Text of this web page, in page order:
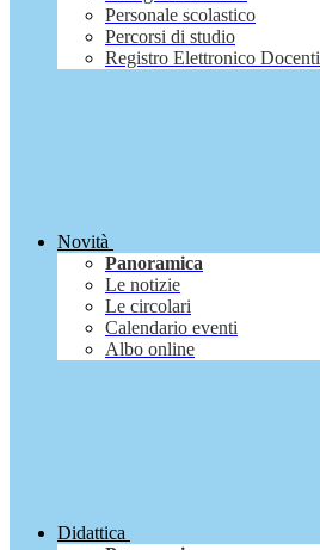
Personale scolastico
Percorsi di studio
Registro Elettronico Docenti
Novità
Panoramica
Le notizie
Le circolari
Calendario eventi
Albo online
Didattica